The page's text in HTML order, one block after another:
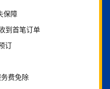
保障
到首笔订单
订
费免除